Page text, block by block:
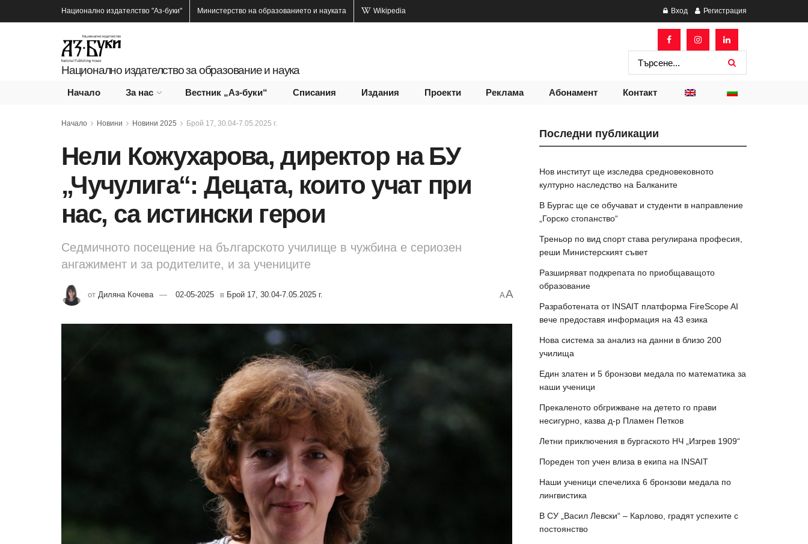
Национално издателство "Аз-буки" Министерство на образованието и науката Wikipedia Вход Регистрация
Национално издателство за образование и наука
Начало За нас Вестник „Аз-буки“ Списания Издания Проекти Реклама Абонамент Контакт
Начало Новини Новини 2025 Брой 17, 30.04-7.05.2025 г.
Нели Кожухарова, директор на БУ
„Чучулига“: Децата, които учат при
нас, са истински герои
Седмичното посещение на българското училище в чужбина е сериозен
ангажимент и за родителите, и за учениците
от Диляна Кочева 02-05-2025 в Брой 17, 30.04-7.05.2025 г. AA
Последни публикации
Нов институт ще изследва средновековното
културно наследство на Балканите
В Бургас ще се обучават и студенти в направление
„Горско стопанство“
Треньор по вид спорт става регулирана професия,
реши Министерският съвет
Разширяват подкрепата по приобщаващото
образование
Разработената от INSAIT платформа FireScope AI
вече предоставя информация на 43 езика
Нова система за анализ на данни в близо 200
училища
Един златен и 5 бронзови медала по математика за
наши ученици
Прекаленото обгрижване на детето го прави
несигурно, казва д-р Пламен Петков
Летни приключения в бургаското НЧ „Изгрев 1909“
Пореден топ учен влиза в екипа на INSAIT
Наши ученици спечелиха 6 бронзови медала по
лингвистика
В СУ „Васил Левски“ – Карлово, градят успехите с
постоянство